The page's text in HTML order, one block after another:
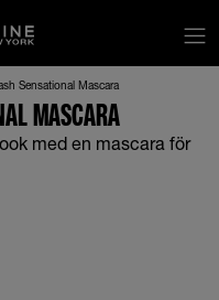
Sensational Mascara
MASCARA
med en mascara för